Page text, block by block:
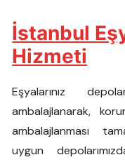
İstanbul
Hizmeti
Eşyalarınız
ambalajlanarak,
ambalajlanması
uygun